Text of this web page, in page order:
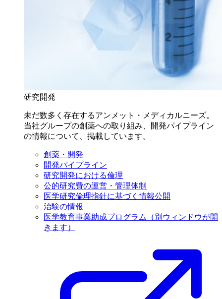
研究開発
未だ数多く存在するアンメット・メディカルニーズ。
当社グループの創薬への取り組み、開発パイプライン
の情報について、掲載しています。
創薬・開発
開発パイプライン
研究開発における倫理
公的研究費の運営・管理体制
医学研究倫理指針に基づく情報公開
治験の情報
医学教育事業助成プログラム
（別ウィンドウが開
きます）